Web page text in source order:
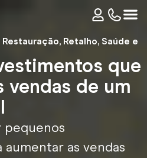
Restauração, Retalho, Saúde e
que
vendas de um
pequenos
as vendas